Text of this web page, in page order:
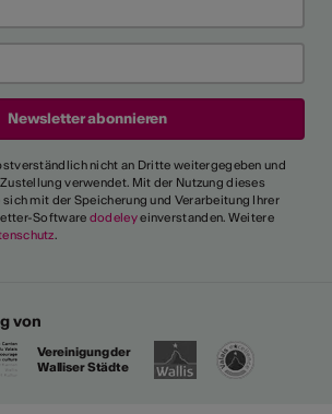
nicht an Dritte weitergegeben und
verwendet. Mit der Nutzung dieses
mit der Speicherung und Verarbeitung Ihrer
Software dodeleyeinverstanden. Weitere
.
von
Vereinigung der
Walliser Städte